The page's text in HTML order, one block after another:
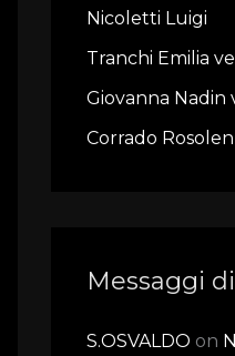
o
r
:
Nicoletti Luigi
Tranchi Emilia
Giovanna Nadin
Corrado Rosolen
Messaggi
S.OSVALDO on